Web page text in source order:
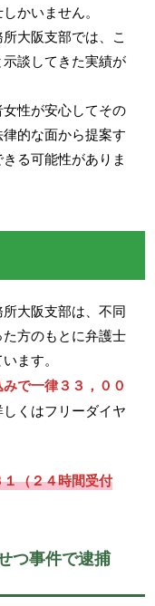
かいません。
大阪支部では、こ
談してきた実績が
性が安心してその
的な面から提案す
る可能性がありま
大阪支部は、不同
方のもとに弁護士
ます。
で一律３３，００
くはフリーダイヤ
（２４時間受付
つ事件で逮捕